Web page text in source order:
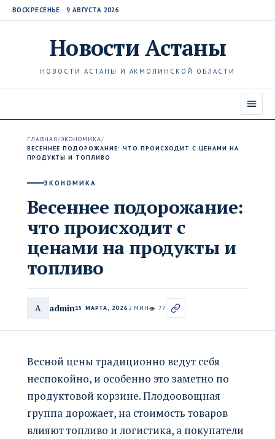
ВОСКРЕСЕНЬЕ · 9 АВГУСТА 2026
НовостиАстаны
НОВОСТИ АСТАНЫ И АКМОЛИНСКОЙ ОБЛАСТИ
ГЛАВНАЯ/ЭКОНОМИКА/
ВЕСЕННЕЕ ПОДОРОЖАНИЕ: ЧТО ПРОИСХОДИТ С ЦЕНАМИ НА
ПРОДУКТЫ И ТОПЛИВО
ЭКОНОМИКА
Весеннее подорожание:
что происходит с
ценами на продукты и
топливо
A admin15 МАРТА, 2026 2 МИН👁 77
Весной цены традиционно ведут себя
неспокойно, и особенно это заметно по
продуктовой корзине. Плодоовощная
группа дорожает, на стоимость товаров
влияют топливо и логистика, а покупатели